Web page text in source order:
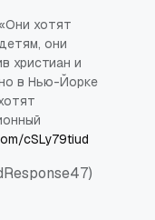
хотят
они
христиан и
в Нью-Йорке
cSLy79tiud